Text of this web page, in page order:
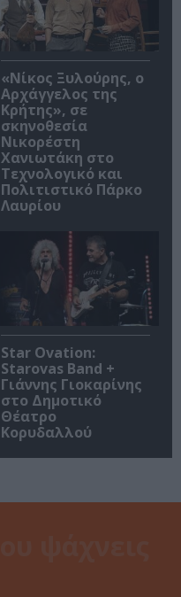
«Νίκος Ξυλούρης, ο
Αρχάγγελος της
Κρήτης», σε
σκηνοθεσία
Νικορέστη
Χανιωτάκη στο
Τεχνολογικό και
Πολιτιστικό Πάρκο
Λαυρίου
Star Ovation:
Starovas Band +
Γιάννης Γιοκαρίνης
στο Δημοτικό
Θέατρο
Κορυδαλλού